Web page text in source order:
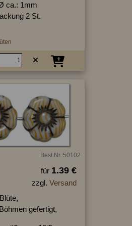
ca.: 1mm
2 St.
Best.Nr.:50102
für 1.39 €
zzgl. Versand
gefertigt,